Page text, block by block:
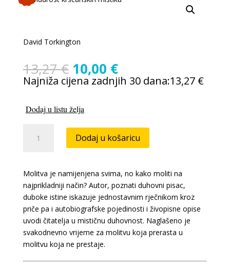
David Torkington
13,27€ Izvorna
cijena
je:
13,27 €.
10,00 €Trenutna
cijena
Najniža cijena zadnjih 30 dana:13,27 €
Dodaj u listu želja
kršćanskih
Dodaj u košaricu
Molitva je namijenjena svima, no kako moliti na
najprikladniji način? Autor, poznati duhovni pisac,
duboke istine iskazuje jednostavnim rječnikom kroz
priče pa i autobiografske pojedinosti i živopisne opise
uvodi čitatelja u mističnu duhovnost. Naglašeno je
svakodnevno vrijeme za molitvu koja prerasta u
molitvu koja ne prestaje.